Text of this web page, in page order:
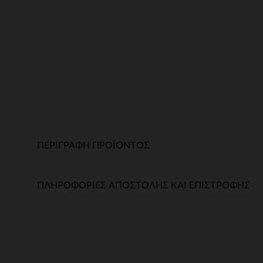
ΠΕΡΙΓΡΑΦΉ ΠΡΟΪΌΝΤΟΣ
ΠΛΗΡΟΦΟΡΊΕΣ ΑΠΟΣΤΟΛΉΣ ΚΑΙ ΕΠΙΣΤΡΟΦΉΣ